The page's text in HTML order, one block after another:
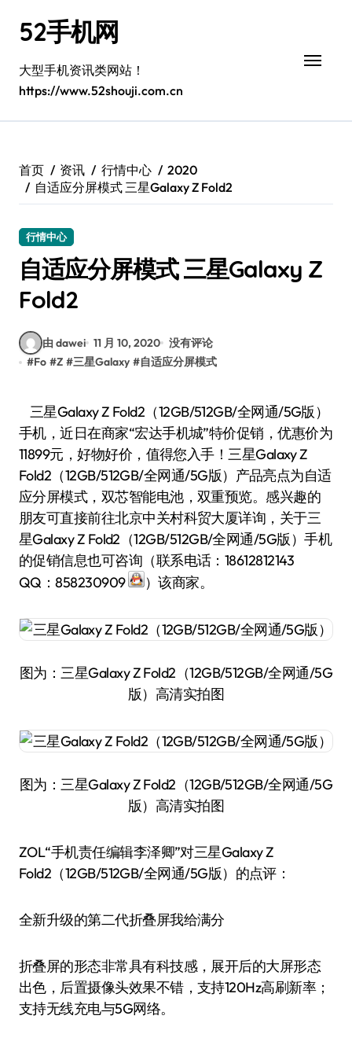
52手机网
大型手机资讯类网站！
https://www.52shouji.com.cn
首页 资讯 行情中心
2020
自适应分屏模式 三星Galaxy Z Fold2
行情中心
自适应分屏模式 三星Galaxy Z
Fold2
由 dawei 11 月 10, 2020 没有评论
#Fo #Z #三星Galaxy #自适应分屏模式
三星Galaxy Z Fold2（12GB/512GB/全网通/5G版）
手机，近日在商家“宏达手机城”特价促销，优惠价为
11899元，好物好价，值得您入手！三星Galaxy Z
Fold2（12GB/512GB/全网通/5G版）产品亮点为自适
应分屏模式，双芯智能电池，双重预览。感兴趣的
朋友可直接前往北京中关村科贸大厦详询，关于三
星Galaxy Z Fold2（12GB/512GB/全网通/5G版）手机
的促销信息也可咨询（联系电话：18612812143
QQ：858230909
）该商家。
图为：三星Galaxy Z Fold2（12GB/512GB/全网通/5G
版）高清实拍图
图为：三星Galaxy Z Fold2（12GB/512GB/全网通/5G
版）高清实拍图
ZOL“手机责任编辑李泽卿”对三星Galaxy Z
Fold2（12GB/512GB/全网通/5G版）的点评：
全新升级的第二代折叠屏我给满分
折叠屏的形态非常具有科技感，展开后的大屏形态
出色，后置摄像头效果不错，支持120Hz高刷新率；
支持无线充电与5G网络。